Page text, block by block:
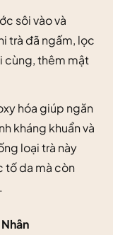
sôi vào và
trà đã ngấm, lọc
cùng, thêm mật
hóa giúp ngăn
kháng khuẩn và
loại trà này
tố da mà còn